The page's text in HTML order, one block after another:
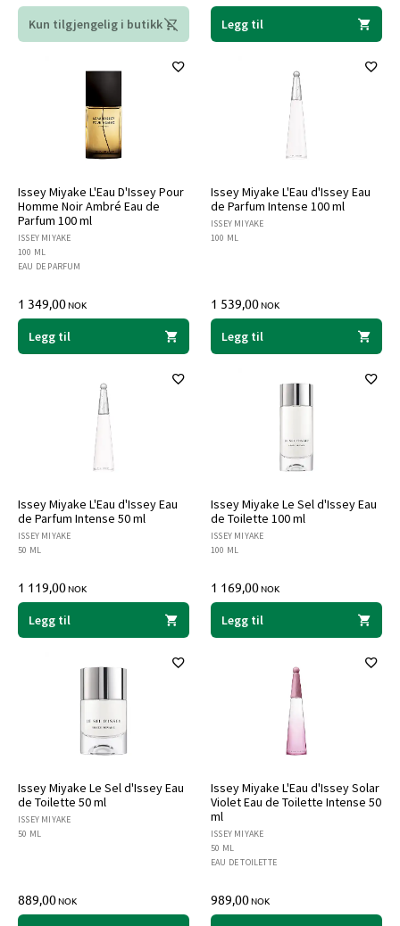
Kun tilgjengelig i butikk Legg til
Issey Miyake L'Eau D'Issey Pour
Homme Noir Ambré Eau de
Parfum 100 ml
ISSEY MIYAKE
100 ML
EAU DE PARFUM
1 349,00NOK
Legg til
Issey Miyake L'Eau d'Issey Eau
de Parfum Intense 100 ml
ISSEY MIYAKE
100 ML
1 539,00NOK
Legg til
Issey Miyake L'Eau d'Issey Eau
de Parfum Intense 50 ml
ISSEY MIYAKE
50 ML
1 119,00NOK
Legg til
Issey Miyake Le Sel d'Issey Eau
de Toilette 100 ml
ISSEY MIYAKE
100 ML
1 169,00NOK
Legg til
Issey Miyake Le Sel d'Issey Eau
de Toilette 50 ml
ISSEY MIYAKE
50 ML
889,00NOK
Issey Miyake L'Eau d'Issey Solar
Violet Eau de Toilette Intense 50
ml
ISSEY MIYAKE
50 ML
EAU DE TOILETTE
989,00NOK